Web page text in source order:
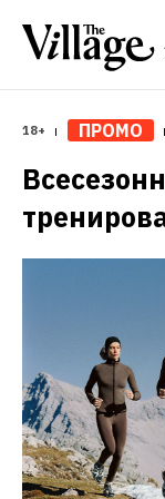
18+ ПРОМО